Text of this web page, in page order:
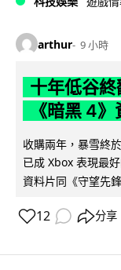
arthur 9 小時
十年低谷
《暗黑 4
收購兩年，暴雪終
已成 Xbox 表現最
資料片同《守望先
12 分享